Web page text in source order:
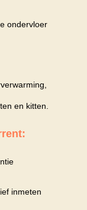
ondervloer
en kitten.
inmeten